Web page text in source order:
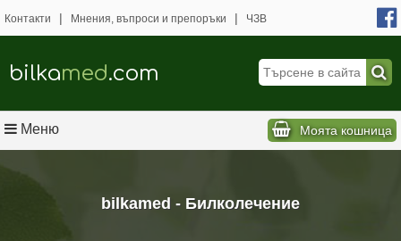
bilkamed - Билколечение
Контакти | Мнения, въпроси и препоръки | ЧЗВ
bilkamed.com
Меню Моята кошница